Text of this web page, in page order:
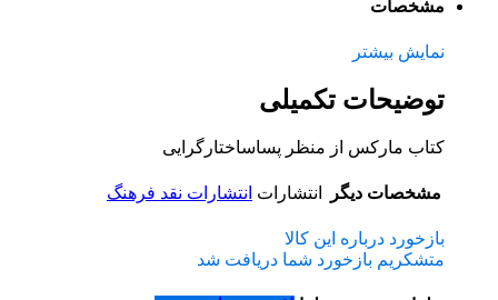
مشخصات
نمایش بیشتر
توضیحات تکمیلی
کتاب مارکس از منظر پساساختارگرایی
مشخصات دیگر انتشارات انتشارات نقد فرهنگ
بازخورد درباره این کالا
متشکریم بازخورد شما دریافت شد